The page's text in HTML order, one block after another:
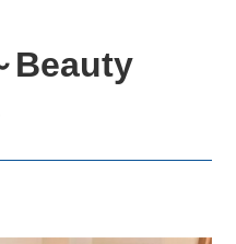
Beauty